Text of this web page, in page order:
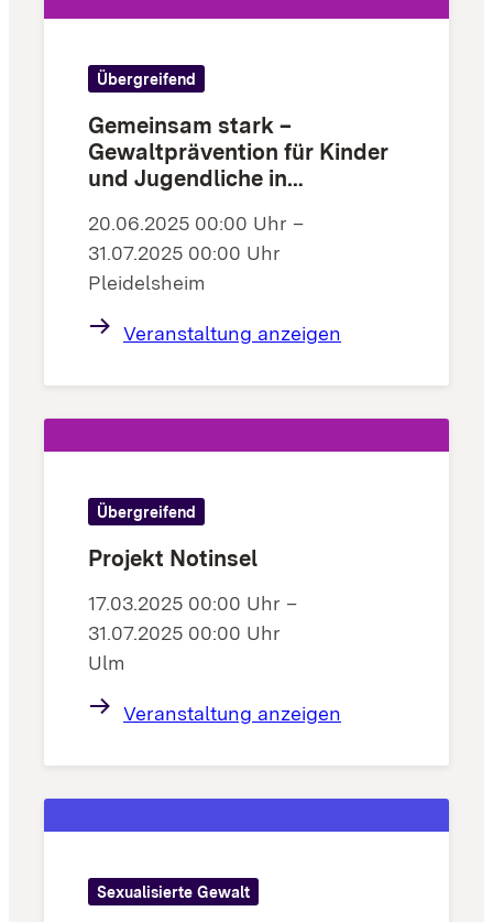
Übergreifend
Gemeinsam stark –
Gewaltprävention für Kinder
und Jugendliche in
20.06.2025 00:00 Uhr –
31.07.2025 00:00 Uhr
Pleidelsheim
Veranstaltung anzeigen
Übergreifend
Projekt Notinsel
17.03.2025 00:00 Uhr –
31.07.2025 00:00 Uhr
Ulm
Veranstaltung anzeigen
Sexualisierte Gewalt